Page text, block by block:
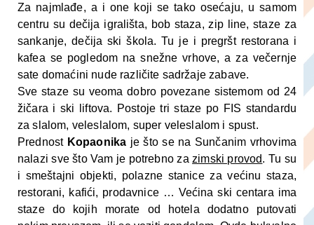
Za najmlađe, a i one koji se tako osećaju, u samom
centru su dečija igrališta, bob staza, zip line, staze za
sankanje, dečija ski škola. Tu je i pregršt restorana i
kafea se pogledom na snežne vrhove, a za večernje
sate domaćini nude različite sadržaje zabave.
Sve staze su veoma dobro povezane sistemom od 24
žičara i ski liftova. Postoje tri staze po FIS standardu
za slalom, veleslalom, super veleslalom i spust.
Prednost Kopaonika je što se na Sunčanim vrhovima
nalazi sve što Vam je potrebno zazimski provod. Tu su
i smeštajni objekti, polazne stanice za većinu staza,
restorani, kafići, prodavnice … Većina ski centara ima
staze do kojih morate od hotela dodatno putovati